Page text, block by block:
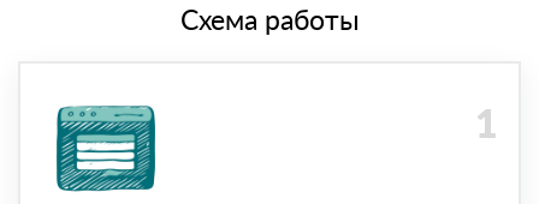
Схема работы